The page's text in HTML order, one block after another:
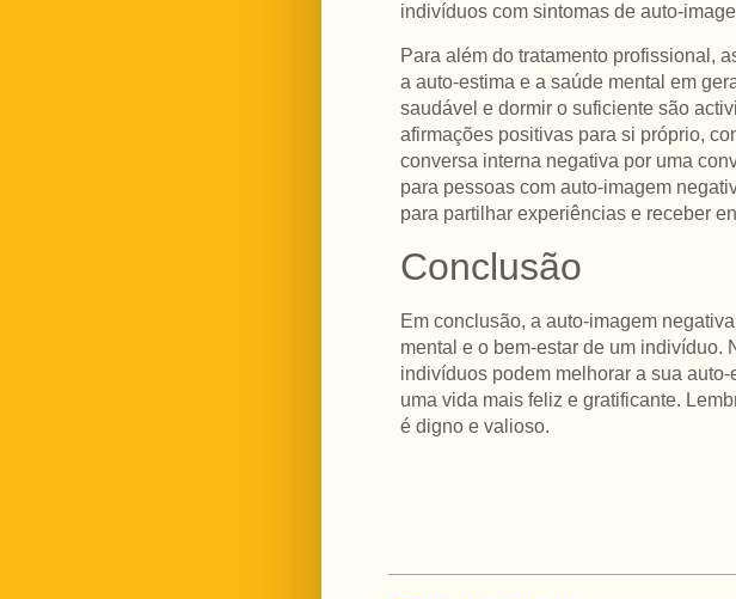
indivíduos com sintomas de auto-
Para além do tratamento profissional,
a auto-estima e a saúde mental em
saudável e dormir o suficiente são
afirmações positivas para si próprio,
conversa interna negativa por uma
para pessoas com auto-imagem
para partilhar experiências e receber
Conclusão
Em conclusão, a auto-imagem
mental e o bem-estar de um indivíduo.
indivíduos podem melhorar a sua
uma vida mais feliz e gratificante.
é digno e valioso.